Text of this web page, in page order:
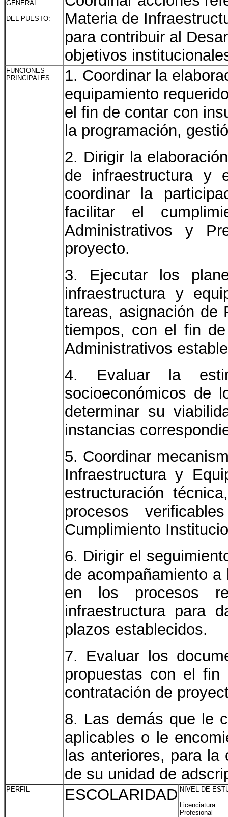
GENERAL
DEL PUESTO:
Materia de
para contribuir al
objetivos
FUNCIONES
PRINCIPALES
1. Coordinar la
equipamiento
el fin de contar con
la programación,
2. Dirigir la
de infraestructura y
coordinar la
facilitar el
Administrativos y
proyecto.
3. Ejecutar los
infraestructura y
tareas, asignación de
tiempos, con el fin
Administrativos
4. Evaluar la
socioeconómicos de
determinar su
instancias
5. Coordinar
Infraestructura y
estructuración
procesos
Cumplimiento
6. Dirigir el
de acompañamiento
en los procesos
infraestructura para
plazos establecidos.
7. Evaluar los
propuestas con el
contratación de
8. Las demás que le
aplicables o le
las anteriores, para
de su unidad de
PERFIL ESCOLARIDAD NIVEL DE
Profesional